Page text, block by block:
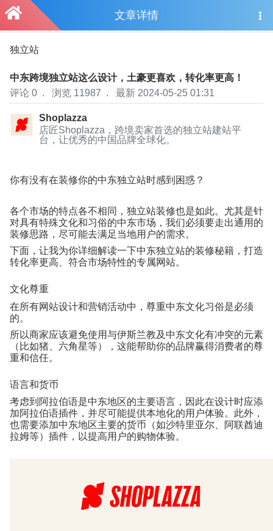
文章详情
独立站
中东跨境独立站这么设计，土豪更喜欢，转化率更高！
评论 0 . 浏览 11987 . 最新 2024-05-25 01:31
Shoplazza
店匠Shoplazza，跨境卖家首选的独立站建站平
台，让优秀的中国品牌全球化。
你有没有在装修你的中东独立站时感到困惑？
各个市场的特点各不相同，独立站装修也是如此。尤其是针
对具有特殊文化和习俗的中东市场，我们必须要走出通用的
装修思路，尽可能去满足当地用户的需求。
下面，让我为你详细解读一下中东独立站的装修秘籍，打造
转化率更高、符合市场特性的专属网站。
文化尊重
在所有网站设计和营销活动中，尊重中东文化习俗是必须
的。
所以商家应该避免使用与伊斯兰教及中东文化有冲突的元素
（比如猪、六角星等），这能帮助你的品牌赢得消费者的尊
重和信任。
语言和货币
考虑到阿拉伯语是中东地区的主要语言，因此在设计时应添
加阿拉伯语插件，并尽可能提供本地化的用户体验。此外，
也需要添加中东地区主要的货币（如沙特里亚尔、阿联酋迪
拉姆等）插件，以提高用户的购物体验。